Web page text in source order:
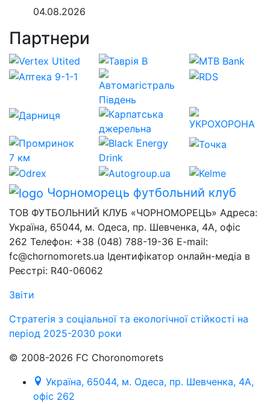
04.08.2026
Партнери
Чорноморець футбольний клуб
ТОВ ФУТБОЛЬНИЙ КЛУБ «ЧОРНОМОРЕЦЬ» Адреса:
Україна, 65044, м. Одеса, пр. Шевченка, 4А, офіс
262 Телефон: +38 (048) 788-19-36 E-mail:
fc@chornomorets.ua Ідентифікатор онлайн-медіа в
Реєстрі: R40-06062
Звіти
Стратегія з соціальної та екологічної стійкості на
період 2025-2030 роки
© 2008-2026 FC Choronomorets
Україна, 65044, м. Одеса, пр. Шевченка, 4А,
офіс 262